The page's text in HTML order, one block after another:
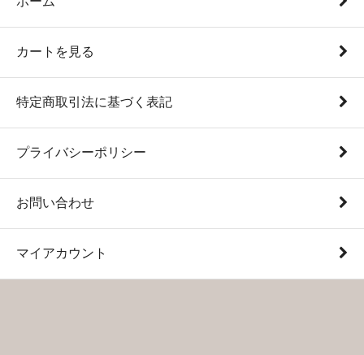
カートを見る
特定商取引法に基づく表記
プライバシーポリシー
お問い合わせ
マイアカウント